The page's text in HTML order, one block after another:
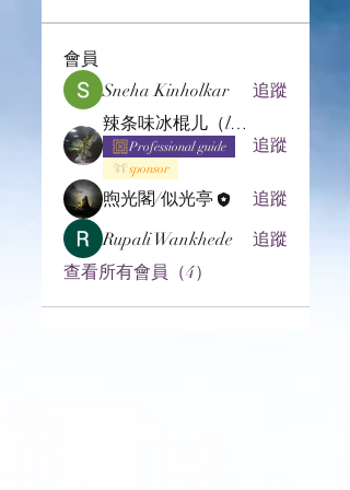
會員
Sneha Kinholkar
追蹤
辣条味冰棍儿（lof别玩了要氪金的）
Professional guide
sponsor
追蹤
煦光閣/似光亭
追蹤
Rupali Wankhede
追蹤
查看所有會員（4）